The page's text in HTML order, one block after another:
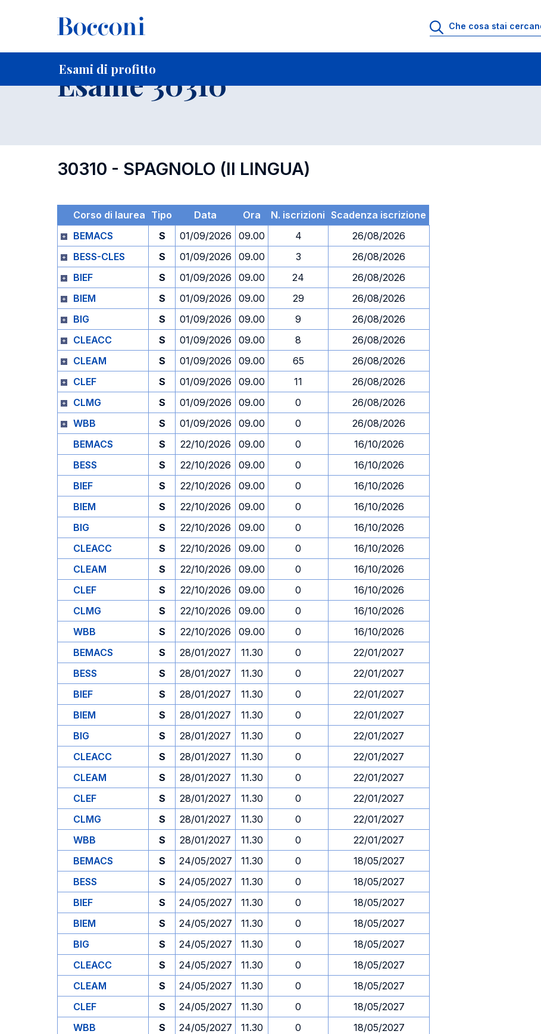
Esami di profitto
Home Per studenti iscritti
Esame 30310
30310 - SPAGNOLO (II LINGUA)
Corso di laurea Tipo Data Ora N. iscrizioni Scadenza iscrizione
BEMACS
S 01/09/2026 09.00 4
26/08/2026
BESS-CLES
S 01/09/2026 09.00 3
26/08/2026
BIEF
S 01/09/2026 09.00 24
26/08/2026
BIEM
S 01/09/2026 09.00 29
26/08/2026
BIG
S 01/09/2026 09.00 9
26/08/2026
CLEACC
S 01/09/2026 09.00 8
26/08/2026
CLEAM
S 01/09/2026 09.00 65
26/08/2026
CLEF
S 01/09/2026 09.00 11
26/08/2026
CLMG
S 01/09/2026 09.00 0
26/08/2026
WBB
S 01/09/2026 09.00 0
26/08/2026
BEMACS
S 22/10/2026 09.00 0
16/10/2026
BESS
S 22/10/2026 09.00 0
16/10/2026
BIEF
S 22/10/2026 09.00 0
16/10/2026
BIEM
S 22/10/2026 09.00 0
16/10/2026
BIG
S 22/10/2026 09.00 0
16/10/2026
CLEACC
S 22/10/2026 09.00 0
16/10/2026
CLEAM
S 22/10/2026 09.00 0
16/10/2026
CLEF
S 22/10/2026 09.00 0
16/10/2026
CLMG
S 22/10/2026 09.00 0
16/10/2026
WBB
S 22/10/2026 09.00 0
16/10/2026
BEMACS
S 28/01/2027 11.30 0
22/01/2027
BESS
S 28/01/2027 11.30 0
22/01/2027
BIEF
S 28/01/2027 11.30 0
22/01/2027
BIEM
S 28/01/2027 11.30 0
22/01/2027
BIG
S 28/01/2027 11.30 0
22/01/2027
CLEACC
S 28/01/2027 11.30 0
22/01/2027
CLEAM
S 28/01/2027 11.30 0
22/01/2027
CLEF
S 28/01/2027 11.30 0
22/01/2027
CLMG
S 28/01/2027 11.30 0
22/01/2027
WBB
S 28/01/2027 11.30 0
22/01/2027
BEMACS
S 24/05/2027 11.30 0
18/05/2027
BESS
S 24/05/2027 11.30 0
18/05/2027
BIEF
S 24/05/2027 11.30 0
18/05/2027
BIEM
S 24/05/2027 11.30 0
18/05/2027
BIG
S 24/05/2027 11.30 0
18/05/2027
CLEACC
S 24/05/2027 11.30 0
18/05/2027
CLEAM
S 24/05/2027 11.30 0
18/05/2027
CLEF
S 24/05/2027 11.30 0
18/05/2027
WBB
S 24/05/2027 11.30 0
18/05/2027